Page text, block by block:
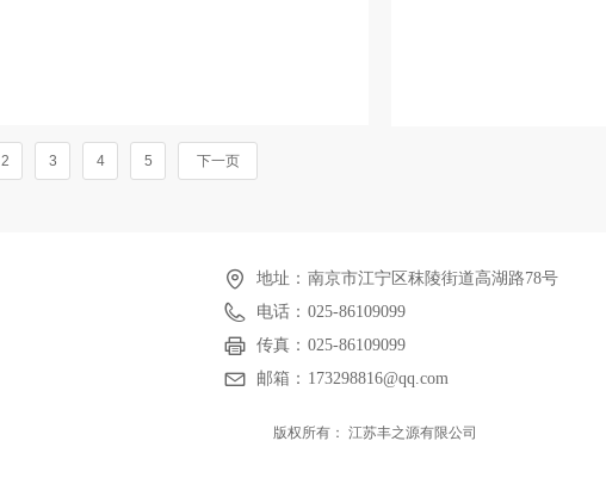
2 3 4 5 下一页
版权所有： 江苏丰之源有限公司
地址： 南京市江宁区秣陵街道高湖路78号
电话： 025-86109099
传真： 025-86109099
邮箱： 173298816@qq.com